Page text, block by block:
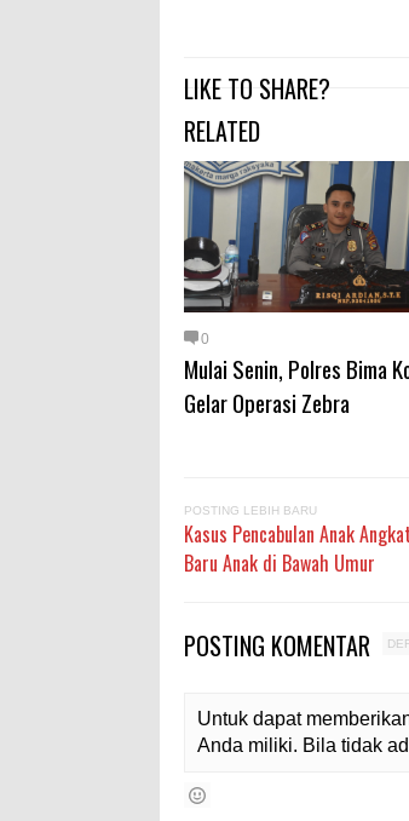
LIKE TO SHARE?
RELATED
0
Mulai Senin, Polres Bima
Gelar Operasi Zebra
POSTING LEBIH BARU
Kasus Pencabulan Anak
Baru Anak di Bawah Umur
POSTING KOMENTAR
Untuk dapat
Anda miliki. Bila tidak